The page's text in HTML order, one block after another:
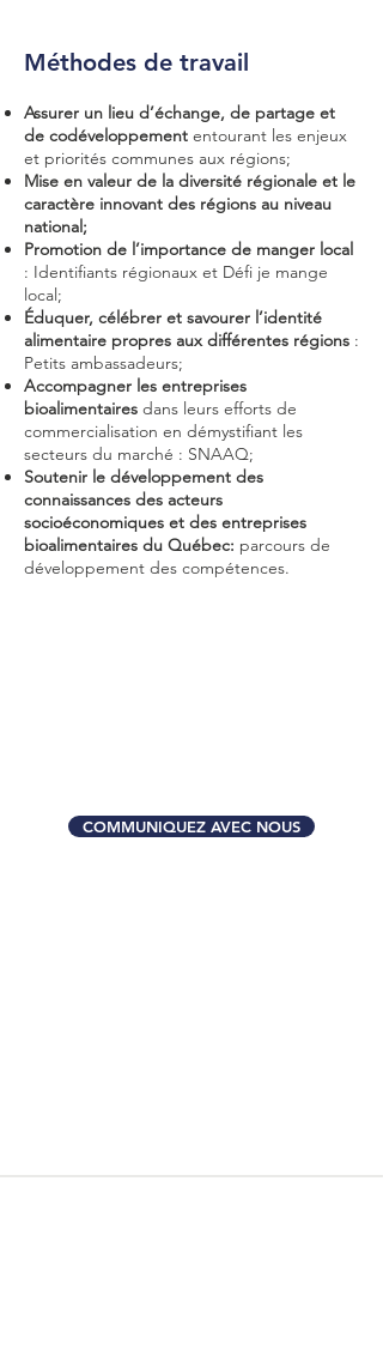
Méthodes de travail
Assurer un lieu d’échange, de partage et
de codéveloppement entourant les enjeux
et priorités communes aux régions;
Mise en valeur de la diversité régionale et le
caractère innovant des régions au niveau
national;
Promotion de l’importance de manger local
: Identifiants régionaux et Défi je mange
local;
Éduquer, célébrer et savourer l’identité
alimentaire propres aux différentes régions :
Petits ambassadeurs;
Accompagner les entreprises
bioalimentaires dans leurs efforts de
commercialisation en démystifiant les
secteurs du marché : SNAAQ;
Soutenir le développement des
connaissances des acteurs
socioéconomiques et des entreprises
bioalimentaires du Québec: parcours de
développement des compétences.
COMMUNIQUEZ AVEC NOUS